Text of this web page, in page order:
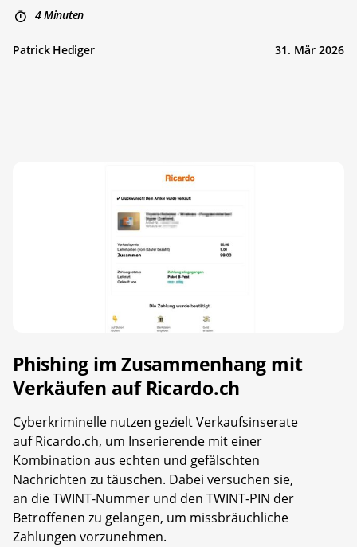
4 Minuten
Patrick Hediger 31. Mär 2026
Phishing im Zusammenhang mit
Verkäufen auf Ricardo.ch
Cyberkriminelle nutzen gezielt Verkaufsinserate
auf Ricardo.ch, um Inserierende mit einer
Kombination aus echten und gefälschten
Nachrichten zu täuschen. Dabei versuchen sie,
an die TWINT-Nummer und den TWINT-PIN der
Betroffenen zu gelangen, um missbräuchliche
Zahlungen vorzunehmen.